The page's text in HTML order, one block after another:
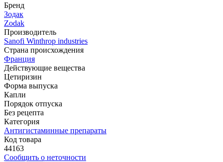
Бренд
Зодак
Zodak
Производитель
Sanofi Winthrop industries
Страна происхождения
Франция
Действующие вещества
Цетиризин
Форма выпуска
Капли
Порядок отпуска
Без рецепта
Категория
Антигистаминные препараты
Код товара
44163
Сообщить о неточности